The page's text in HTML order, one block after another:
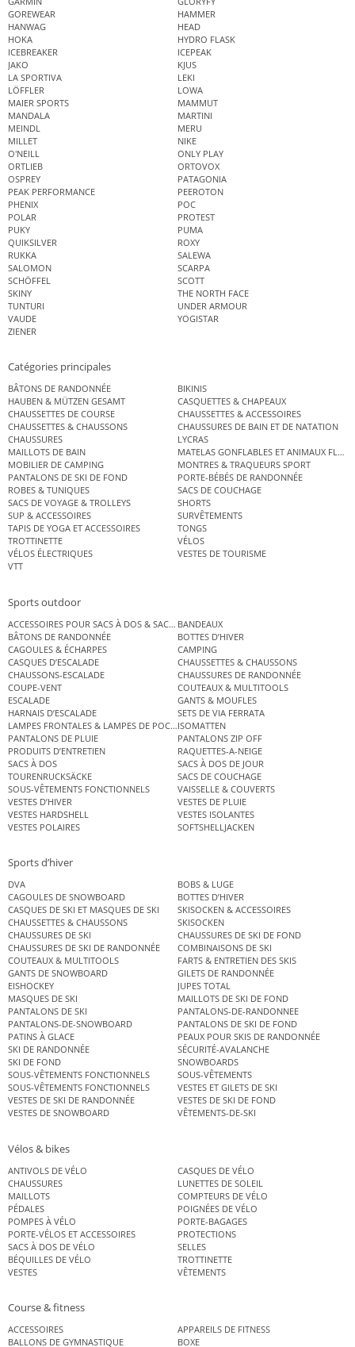
GOREWEAR
HAMMER
HANWAG
HEAD
HOKA
HYDRO FLASK
ICEBREAKER
ICEPEAK
JAKO
KJUS
LA SPORTIVA
LEKI
LÖFFLER
LOWA
MAIER SPORTS
MAMMUT
MANDALA
MARTINI
MEINDL
MERU
MILLET
NIKE
O'NEILL
ONLY PLAY
ORTLIEB
ORTOVOX
OSPREY
PATAGONIA
PEAK PERFORMANCE
PEEROTON
PHENIX
POC
POLAR
PROTEST
PUKY
PUMA
QUIKSILVER
ROXY
RUKKA
SALEWA
SALOMON
SCARPA
SCHÖFFEL
SCOTT
SKINY
THE NORTH FACE
TUNTURI
UNDER ARMOUR
VAUDE
YOGISTAR
ZIENER
Catégories principales
BÂTONS DE RANDONNÉE
BIKINIS
HAUBEN & MÜTZEN GESAMT
CASQUETTES & CHAPEAUX
CHAUSSETTES DE COURSE
CHAUSSETTES & ACCESSOIRES
CHAUSSETTES & CHAUSSONS
CHAUSSURES DE BAIN ET DE NATATION
CHAUSSURES
LYCRAS
MAILLOTS DE BAIN
MATELAS GONFLABLES ET ANIMAUX
MOBILIER DE CAMPING
MONTRES & TRAQUEURS SPORT
PANTALONS DE SKI DE FOND
PORTE-BÉBÉS DE RANDONNÉE
ROBES & TUNIQUES
SACS DE COUCHAGE
SACS DE VOYAGE & TROLLEYS
SHORTS
SUP & ACCESSOIRES
SURVÊTEMENTS
TAPIS DE YOGA ET ACCESSOIRES
TONGS
TROTTINETTE
VÉLOS
VÉLOS ÉLECTRIQUES
VESTES DE TOURISME
VTT
Sports outdoor
ACCESSOIRES POUR SACS À DOS & SACS ÉTANCHES
BANDEAUX
BÂTONS DE RANDONNÉE
BOTTES D’HIVER
CAGOULES & ÉCHARPES
CAMPING
CASQUES D’ESCALADE
CHAUSSETTES & CHAUSSONS
CHAUSSONS-ESCALADE
CHAUSSURES DE RANDONNÉE
COUPE-VENT
COUTEAUX & MULTITOOLS
ESCALADE
GANTS & MOUFLES
HARNAIS D’ESCALADE
SETS DE VIA FERRATA
LAMPES FRONTALES & LAMPES DE POCHEISOMATTEN
PANTALONS DE PLUIE
PANTALONS ZIP OFF
PRODUITS D’ENTRETIEN
RAQUETTES-A-NEIGE
SACS À DOS
SACS À DOS DE JOUR
TOURENRUCKSÄCKE
SACS DE COUCHAGE
SOUS-VÊTEMENTS FONCTIONNELS
VAISSELLE & COUVERTS
VESTES D’HIVER
VESTES DE PLUIE
VESTES HARDSHELL
VESTES ISOLANTES
VESTES POLAIRES
SOFTSHELLJACKEN
Sports d’hiver
DVA
BOBS & LUGE
CAGOULES DE SNOWBOARD
BOTTES D’HIVER
CASQUES DE SKI ET MASQUES DE SKI
SKISOCKEN & ACCESSOIRES
CHAUSSETTES & CHAUSSONS
SKISOCKEN
CHAUSSURES DE SKI
CHAUSSURES DE SKI DE FOND
CHAUSSURES DE SKI DE RANDONNÉE
COMBINAISONS DE SKI
COUTEAUX & MULTITOOLS
FARTS & ENTRETIEN DES SKIS
GANTS DE SNOWBOARD
GILETS DE RANDONNÉE
EISHOCKEY
JUPES TOTAL
MASQUES DE SKI
MAILLOTS DE SKI DE FOND
PANTALONS DE SKI
PANTALONS-DE-RANDONNEE
PANTALONS-DE-SNOWBOARD
PANTALONS DE SKI DE FOND
PATINS À GLACE
PEAUX POUR SKIS DE RANDONNÉE
SKI DE RANDONNÉE
SÉCURITÉ-AVALANCHE
SKI DE FOND
SNOWBOARDS
SOUS-VÊTEMENTS FONCTIONNELS
SOUS-VÊTEMENTS
SOUS-VÊTEMENTS FONCTIONNELS
VESTES ET GILETS DE SKI
VESTES DE SKI DE RANDONNÉE
VESTES DE SKI DE FOND
VESTES DE SNOWBOARD
VÊTEMENTS-DE-SKI
Vélos & bikes
ANTIVOLS DE VÉLO
CASQUES DE VÉLO
CHAUSSURES
LUNETTES DE SOLEIL
MAILLOTS
COMPTEURS DE VÉLO
PÉDALES
POIGNÉES DE VÉLO
POMPES À VÉLO
PORTE-BAGAGES
PORTE-VÉLOS ET ACCESSOIRES
PROTECTIONS
SACS À DOS DE VÉLO
SELLES
BÉQUILLES DE VÉLO
TROTTINETTE
VESTES
VÊTEMENTS
Course & fitness
ACCESSOIRES
APPAREILS DE FITNESS
BALLONS DE GYMNASTIQUE
BOXE